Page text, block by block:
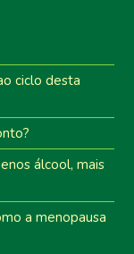
ciclo desta
álcool, mais
a menopausa